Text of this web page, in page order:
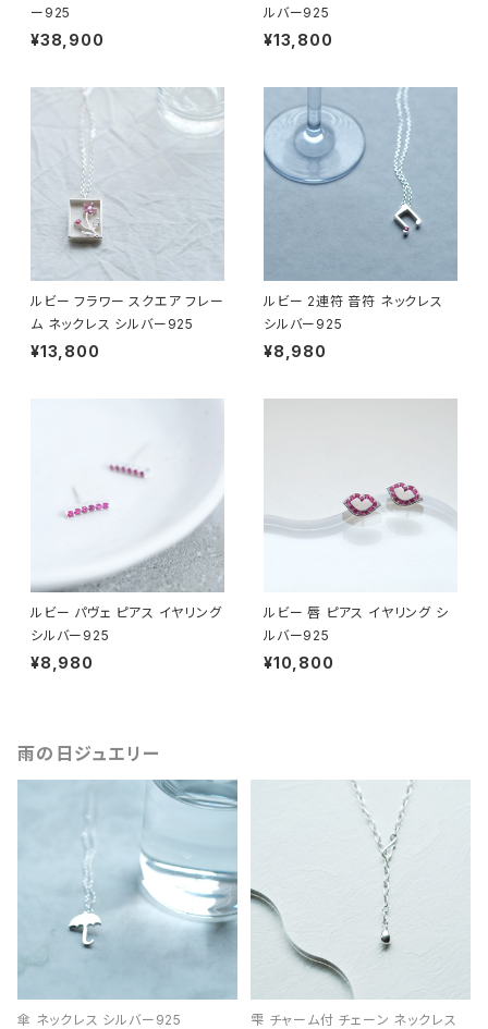
ー925
¥38,900
ルバー925
¥13,800
ルビー フラワー スクエア フレー
ム ネックレス シルバー925
¥13,800
ルビー 2連符 音符 ネックレス
シルバー925
¥8,980
ルビー パヴェ ピアス イヤリング
シルバー925
¥8,980
ルビー 唇 ピアス イヤリング シ
ルバー925
¥10,800
雨の日ジュエリー
傘 ネックレス シルバー925
雫 チャーム付 チェーン ネックレス